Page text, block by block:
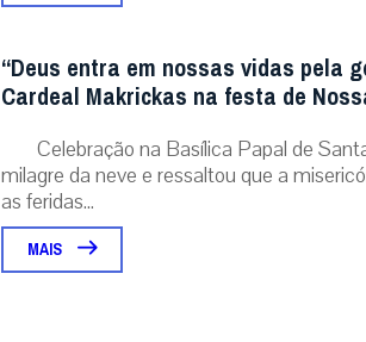
“Deus entra em nossas vidas pela
Cardeal Makrickas na festa de
Celebração na Basílica Papal de
milagre da neve e ressaltou que a
as feridas...
MAIS